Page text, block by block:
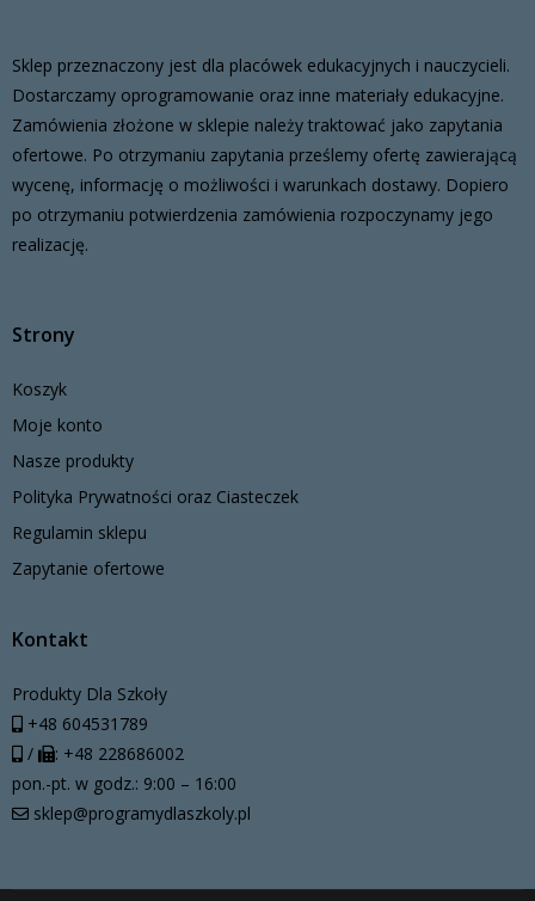
Sklep przeznaczony jest dla placówek edukacyjnych i nauczycieli.
Dostarczamy oprogramowanie oraz inne materiały edukacyjne.
Zamówienia złożone w sklepie należy traktować jako zapytania
ofertowe. Po otrzymaniu zapytania prześlemy ofertę zawierającą
wycenę, informację o możliwości i warunkach dostawy. Dopiero
po otrzymaniu potwierdzenia zamówienia rozpoczynamy jego
realizację.
Strony
Koszyk
Moje konto
Nasze produkty
Polityka Prywatności oraz Ciasteczek
Regulamin sklepu
Zapytanie ofertowe
Kontakt
Produkty Dla Szkoły
+48 604531789
/
: +48 228686002
pon.-pt. w godz.: 9:00 – 16:00
sklep@programydlaszkoly.pl